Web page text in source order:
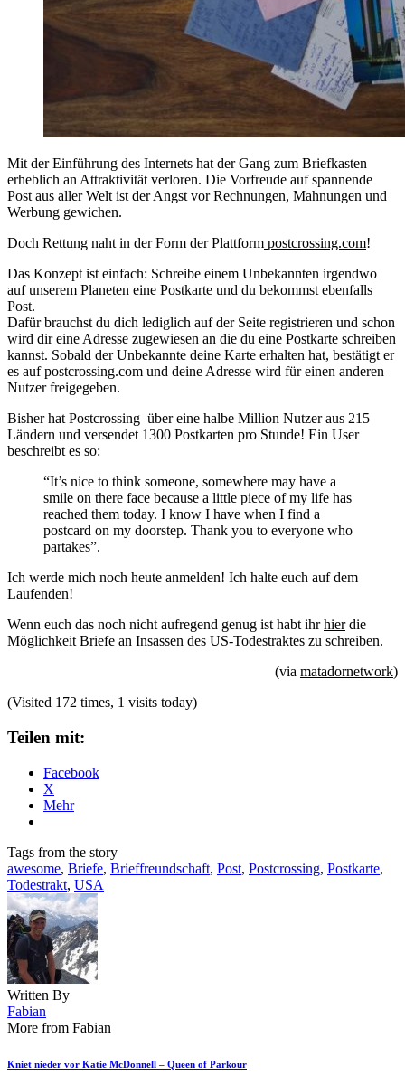
Mit der Einführung des Internets hat der Gang zum Briefkasten
erheblich an Attraktivität verloren. Die Vorfreude auf spannende
Post aus aller Welt ist der Angst vor Rechnungen, Mahnungen und
Werbung gewichen.
Doch Rettung naht in der Form der Plattform postcrossing.com!
Das Konzept ist einfach: Schreibe einem Unbekannten irgendwo
auf unserem Planeten eine Postkarte und du bekommst ebenfalls
Post.
Dafür brauchst du dich lediglich auf der Seite registrieren und schon
wird dir eine Adresse zugewiesen an die du eine Postkarte schreiben
kannst. Sobald der Unbekannte deine Karte erhalten hat, bestätigt er
es auf postcrossing.com und deine Adresse wird für einen anderen
Nutzer freigegeben.
Bisher hat Postcrossing über eine halbe Million Nutzer aus 215
Ländern und versendet 1300 Postkarten pro Stunde! Ein User
beschreibt es so:
“It’s nice to think someone, somewhere may have a
smile on there face because a little piece of my life has
reached them today. I know I have when I find a
postcard on my doorstep. Thank you to everyone who
partakes”.
Ich werde mich noch heute anmelden! Ich halte euch auf dem
Laufenden!
Wenn euch das noch nicht aufregend genug ist habt ihrhierdie
Möglichkeit Briefe an Insassen des US-Todestraktes zu schreiben.
(via matadornetwork)
(Visited 172 times, 1 visits today)
Teilen mit:
Facebook
X
Mehr
Tags from the story
awesome, Briefe, Brieffreundschaft, Post, Postcrossing, Postkarte,
Todestrakt, USA
Written By
Fabian
More from Fabian
Kniet nieder vor Katie McDonnell – Queen of Parkour